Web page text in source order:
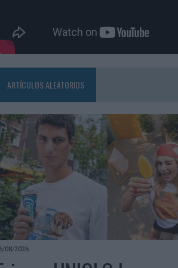
ARTÍCULOS ALEATORIOS
08/2026